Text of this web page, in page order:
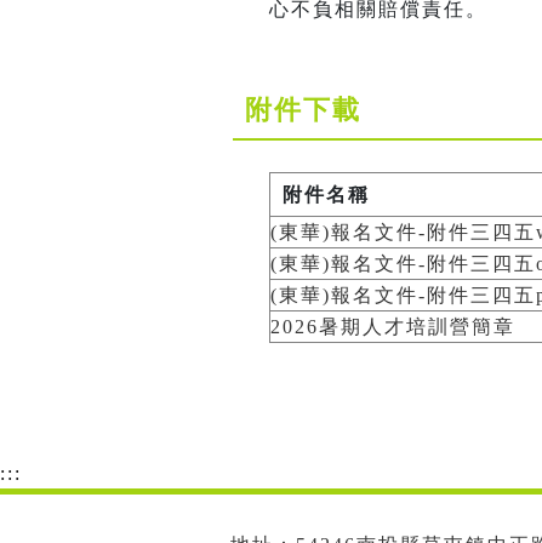
心不負相關賠償責任。
附件下載
附件名稱
(東華)報名文件-附件三四五
(東華)報名文件-附件三四五
(東華)報名文件-附件三四五
2026暑期人才培訓營簡章
:::